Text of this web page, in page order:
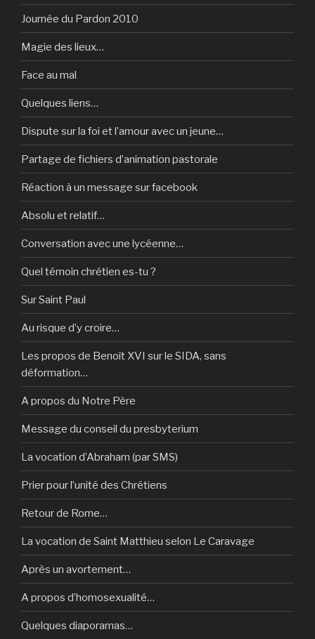
Journée du Pardon 2010
Magie des lieux…
Face au mal
Quelques liens…
Dispute sur la foi et l’amour avec un jeune…
Partage de fichiers d’animation pastorale
Réaction à un message sur facebook
Absolu et relatif…
Conversation avec une lycéenne…
Quel témoin chrétien es-tu ?
Sur Saint Paul
Au risque d’y croire…
Les propos de Benoît XVI sur le SIDA, sans
déformation…
A propos du Notre Père
Message du conseil du presbyterium
La vocation d’Abraham (par SMS)
Prier pour l’unité des Chrétiens
Retour de Rome…
La vocation de Saint Matthieu selon Le Caravage
Après un avortement…
A propos d’homosexualité…
Quelques diaporamas…